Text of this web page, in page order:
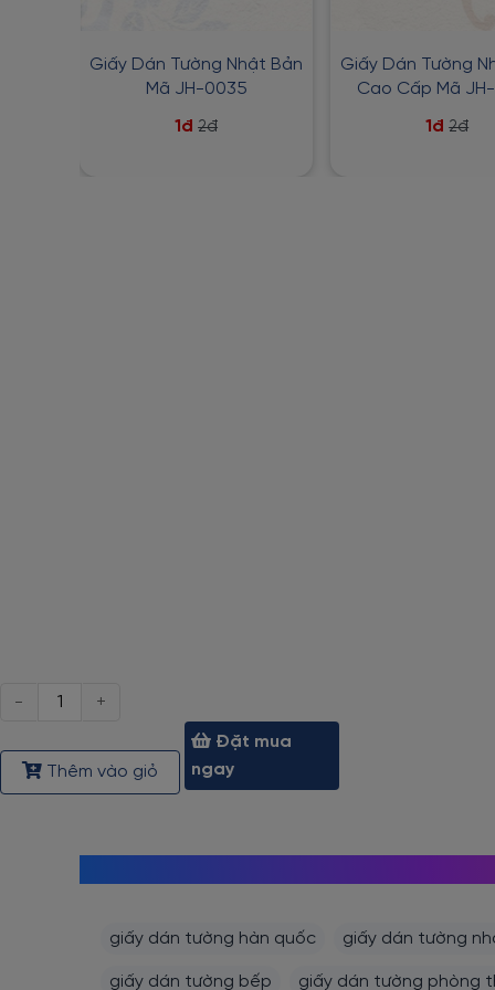
Giấy Dán Tường Nhật Bản
Mã JH-0035
1đ 2đ
Giấy Dán Tường
Cao Cấp Mã
1đ 2đ
Số
Thêm vào giỏ
Đặt mua
ngay
giấy dán tường hàn quốc giấy dán tường
giấy dán tường bếp giấy dán tường phòng